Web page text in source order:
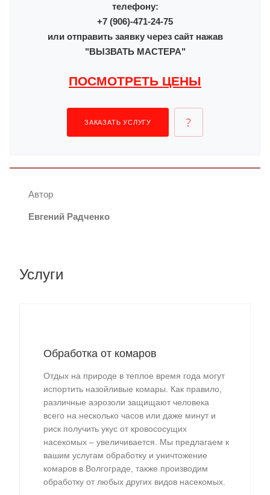
телефону:
+7 (906)-471-24-75
или отправить заявку через сайт нажав
"ВЫЗВАТЬ МАСТЕРА"
ПОСМОТРЕТЬ ЦЕНЫ
ЗАКАЗАТЬ УСЛУГУ
Автор
Евгений Радченко
Услуги
Обработка от комаров
Отдых на природе в теплое время года могут
испортить назойливые комары. Как правило,
различные аэрозоли защищают человека
всего на несколько часов или даже минут и
риск получить укус от кровососущих
насекомых – увеличивается. Мы предлагаем к
вашим услугам обработку и уничтожение
комаров в Волгограде, также производим
обработку от любых других видов насекомых.